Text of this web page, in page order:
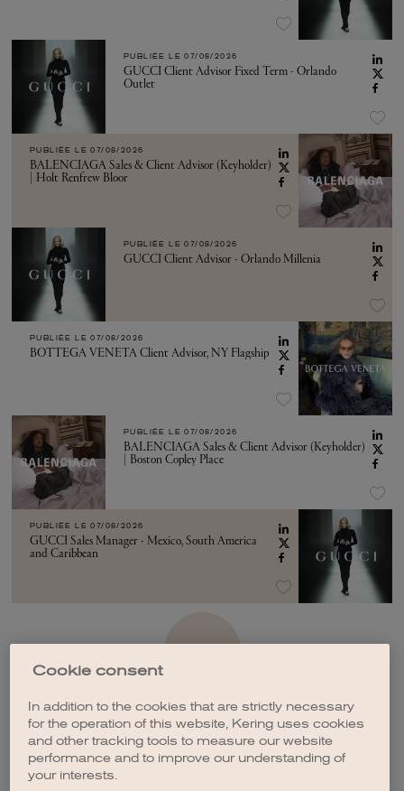
PUBLIÉE LE 07/08/2026
GUCCI Client Advisor Fixed Term - Orlando
Outlet
PUBLIÉE LE 07/08/2026
BALENCIAGA Sales & Client Advisor (Keyholder)
| Holt Renfrew Bloor
PUBLIÉE LE 07/08/2026
GUCCI Client Advisor - Orlando Millenia
PUBLIÉE LE 07/08/2026
BOTTEGA VENETA Client Advisor, NY Flagship
PUBLIÉE LE 07/08/2026
BALENCIAGA Sales & Client Advisor (Keyholder)
| Boston Copley Place
PUBLIÉE LE 07/08/2026
GUCCI Sales Manager - Mexico, South America
and Caribbean
CRÉER UNE ALERTE
Cookie consent
In addition to the cookies that are strictly necessary
for the operation of this website, Kering uses cookies
and other tracking tools to measure our website
performance and to improve our understanding of
your interests.